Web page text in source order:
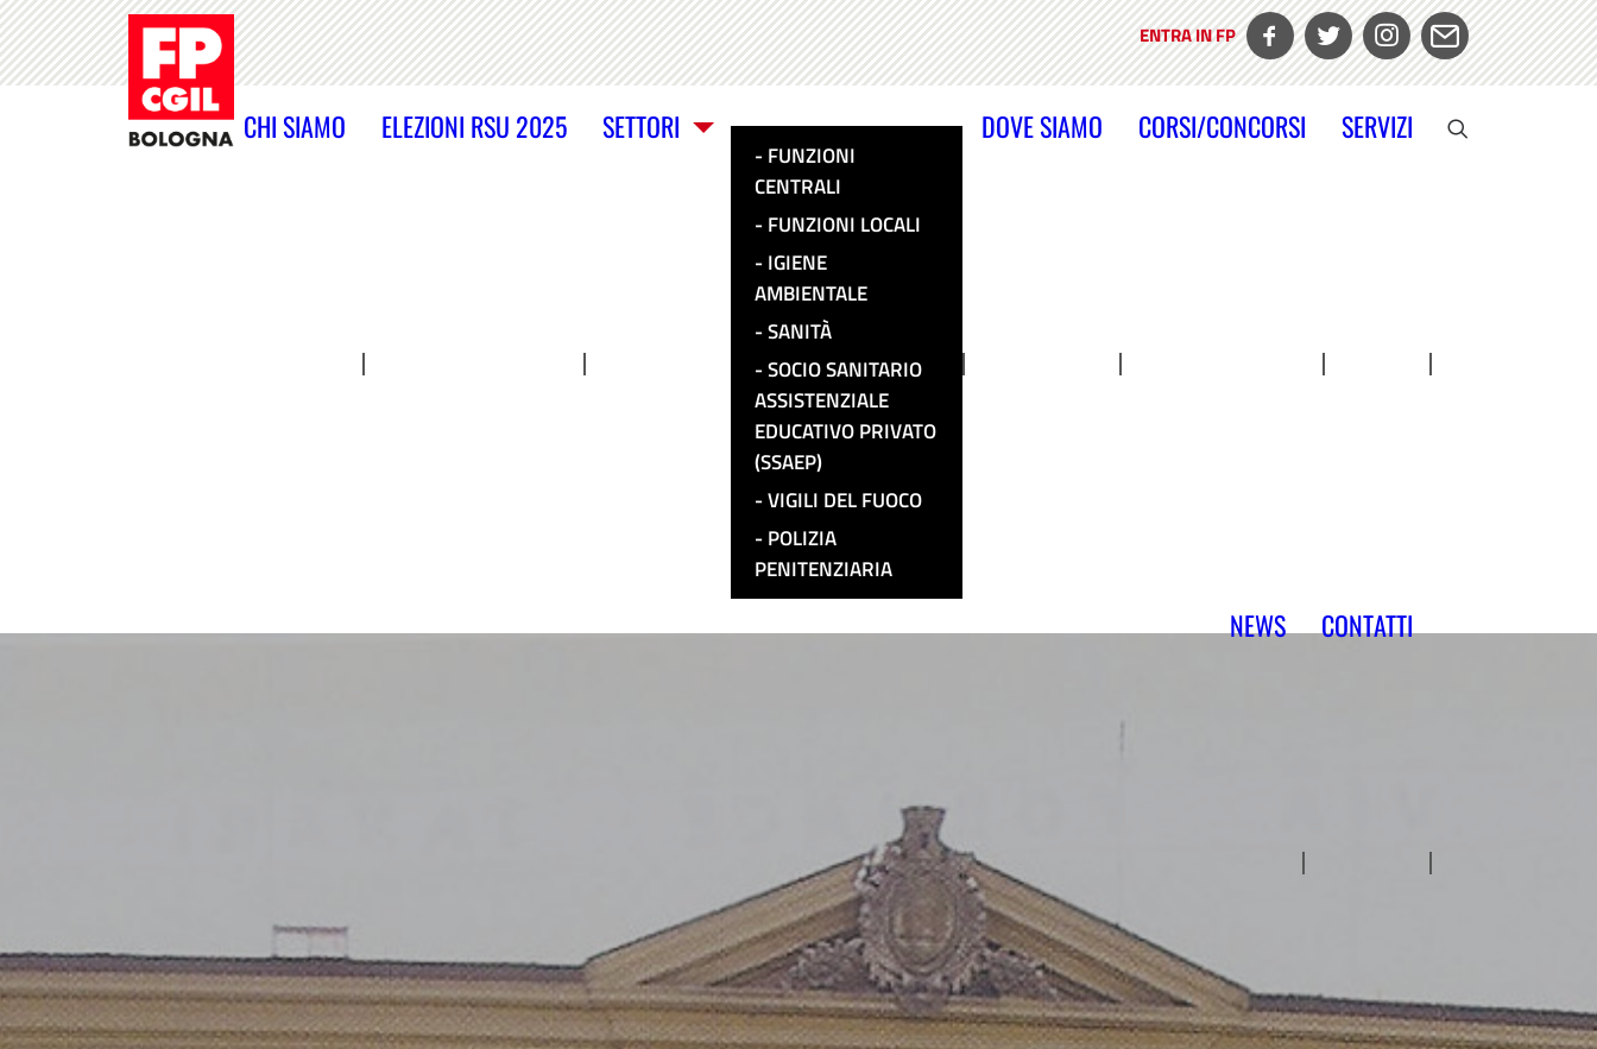
ENTRA IN FP
CHI SIAMO ELEZIONI RSU 2025 SETTORI
FUNZIONI
CENTRALI
FUNZIONI LOCALI
IGIENE
AMBIENTALE
SANITÀ
SOCIO SANITARIO
ASSISTENZIALE
EDUCATIVO PRIVATO
(SSAEP)
VIGILI DEL FUOCO
POLIZIA
PENITENZIARIA
DOVE SIAMO CORSI/CONCORSI SERVIZI
NEWS CONTATTI